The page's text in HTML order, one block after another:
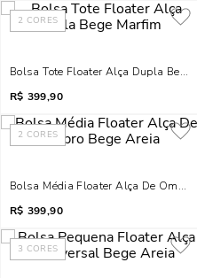
2 CORES
Bolsa Tote Floater Alça Dupla Bege
R$ 399,90
2 CORES
Bolsa Média Floater Alça De Ombro
R$ 399,90
3 CORES